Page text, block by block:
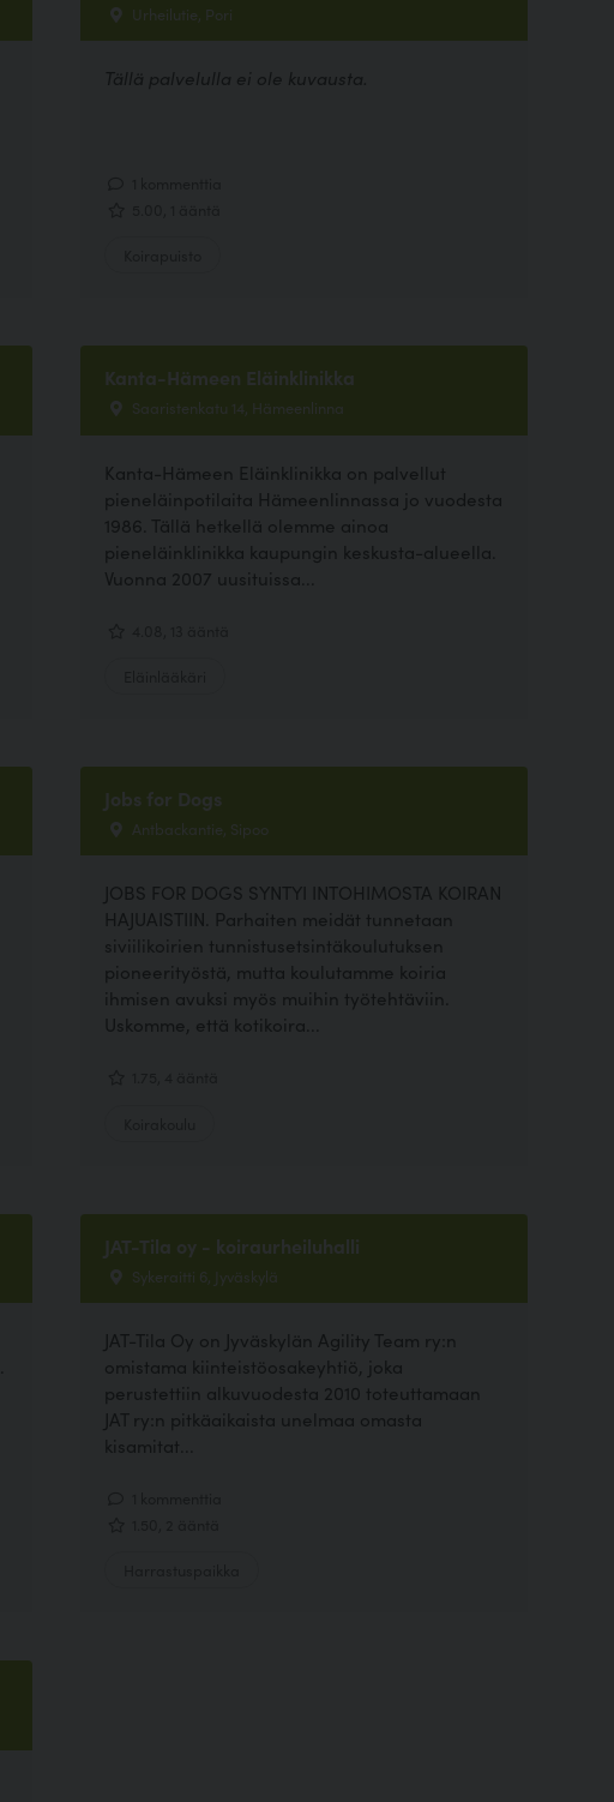
Urheilutie, Pori
Tällä palvelulla ei ole kuvausta.
Kanta-Hämeen Eläinklinikka
Saaristenkatu 14, Hämeenlinna
Kanta-Hämeen Eläinklinikka on palvellut
pieneläinpotilaita Hämeenlinnassa jo vuodesta
1986. Tällä hetkellä olemme ainoa
pieneläinklinikka kaupungin keskusta-alueella.
Vuonna 2007 uusituissa...
Jobs for Dogs
Antbackantie, Sipoo
JOBS FOR DOGS SYNTYI INTOHIMOSTA KOIRAN
HAJUAISTIIN. Parhaiten meidät tunnetaan
siviilikoirien tunnistusetsintäkoulutuksen
pioneerityöstä, mutta koulutamme koiria
ihmisen avuksi myös muihin työtehtäviin.
Uskomme, että kotikoira...
JAT-Tila oy - koiraurheiluhalli
Sykeraitti 6, Jyväskylä
JAT-Tila Oy on Jyväskylän Agility Team ry:n
omistama kiinteistöosakeyhtiö, joka
perustettiin alkuvuodesta 2010 toteuttamaan
JAT ry:n pitkäaikaista unelmaa omasta
kisamitat...